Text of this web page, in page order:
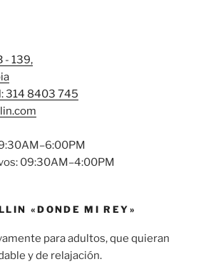
- 139,
314 8403 745
09:30AM–4:00PM
«DONDE MI REY»
para adultos, que quieran
y de relajación.